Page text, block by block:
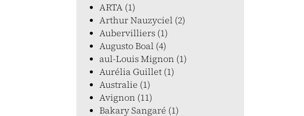
ARTA (1)
Arthur Nauzyciel (2)
Aubervilliers (1)
Augusto Boal (4)
aul-Louis Mignon (1)
Aurélia Guillet (1)
Australie (1)
Avignon (11)
Bakary Sangaré (1)